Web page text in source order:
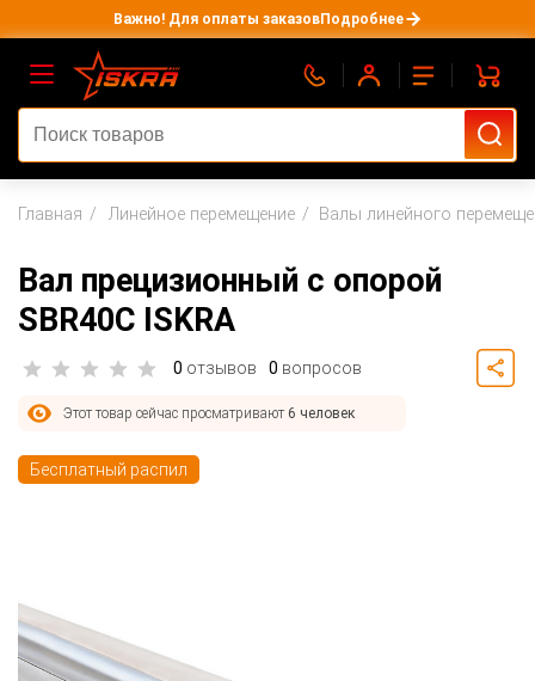
Важно! Для оплаты заказовПодробнее
Главная Линейное перемещение Валы линейного
Вал прецизионный с опорой
SBR40C ISKRA
0 отзывов 0 вопросов
Этот товар сейчас просматривают 6 человек
Бесплатный распил